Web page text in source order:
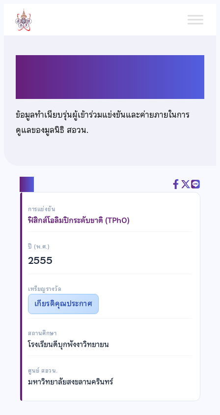
เนื้อหา
ข้อมูลทำเนียบรุ่นผู้เข้าร่วมแข่งขันและค่ายภายในการ
ดูแลของมูลนิธิ สอวน.
การแข่งขัน
ฟิสิกส์โอลิมปิกระดับชาติ (TPhO)
ปี (พ.ศ.)
2555
เหรียญรางวัล
เกียรติคุณประกาศ
สถานศึกษา
โรงเรียนดีบุกพังงาวิทยายน
ศูนย์ สอวน.
มหาวิทยาลัยสงขลานครินทร์